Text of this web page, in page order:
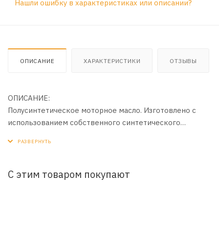
Нашли ошибку в характеристиках или описании?
ОПИСАНИЕ ХАРАКТЕРИСТИКИ ОТЗЫВЫ
ОПИСАНИЕ:
Полусинтетическое моторное масло. Изготовлено с
использованием собственного синтетического
ПРИМЕНЕНИЕ:
С этим товаром покупают